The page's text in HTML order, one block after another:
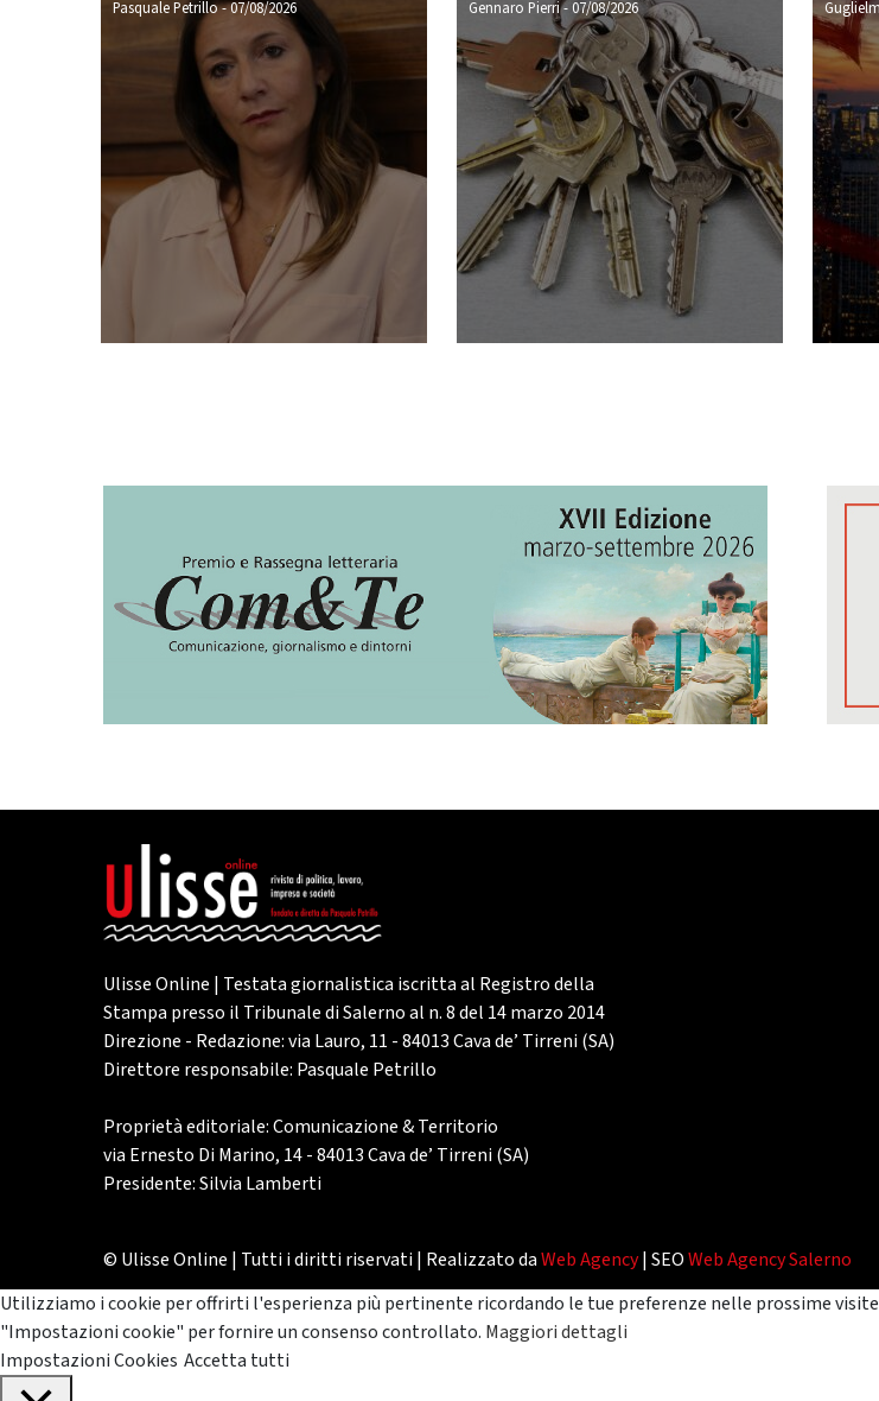
Pasquale Petrillo-07/08/2026 Gennaro Pierri- 07/08/2026
Ulisse Online | Testata giornalistica iscritta al Registro della
Stampa presso il Tribunale di Salerno al n. 8 del 14 marzo 2014
Direzione - Redazione: via Lauro, 11 - 84013 Cava de’ Tirreni (SA)
Direttore responsabile: Pasquale Petrillo
Proprietà editoriale: Comunicazione & Territorio
via Ernesto Di Marino, 14 - 84013 Cava de’ Tirreni (SA)
Presidente: Silvia Lamberti
© Ulisse Online | Tutti i diritti riservati | Realizzato daWeb Agency| SEOWeb Agency Salerno
Utilizziamo i cookie per offrirti l'esperienza più pertinente ricordando le tue preferenze nelle prossime
"Impostazioni cookie" per fornire un consenso controllato. Maggiori dettagli
Impostazioni Cookies Accetta tutti